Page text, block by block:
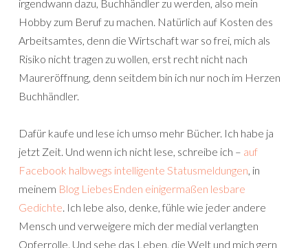
irgendwann dazu, Buchhändler zu werden, also mein
Hobby zum Beruf zu machen. Natürlich auf Kosten des
Arbeitsamtes, denn die Wirtschaft war so frei, mich als
Risiko nicht tragen zu wollen, erst recht nicht nach
Maureröffnung, denn seitdem bin ich nur noch im Herzen
Buchhändler.
Dafür kaufe und lese ich umso mehr Bücher. Ich habe ja
jetzt Zeit. Und wenn ich nicht lese, schreibe ich – auf
Facebook halbwegs intelligente Statusmeldungen, in
meinem Blog LiebesEnden einigermaßen lesbare
Gedichte. Ich lebe also, denke, fühle wie jeder andere
Mensch und verweigere mich der medial verlangten
Opferrolle. Und sehe das Leben, die Welt und mich gern